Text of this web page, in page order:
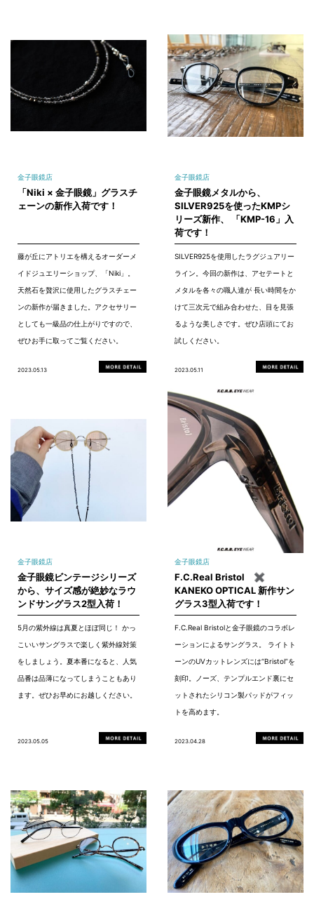
金子眼鏡店
「Niki × 金子眼鏡」グラスチ
ェーンの新作入荷です！
藤が丘にアトリエを構えるオーダーメ
イドジュエリーショップ、「Niki」。
天然石を贅沢に使用したグラスチェー
ンの新作が届きました。アクセサリー
としても一級品の仕上がりですので、
ぜひお手に取ってご覧ください。
2023.05.13
金子眼鏡店
金子眼鏡メタルから、
SILVER925を使ったKMPシ
リーズ新作、 「KMP-16」入
荷です！
SILVER925を使用したラグジュアリー
ライン。今回の新作は、アセテートと
メタルを各々の職人達が 長い時間をか
けて三次元で組み合わせた、目を見張
るような美しさです。ぜひ店頭にてお
試しください。
2023.05.11
金子眼鏡店
金子眼鏡ビンテージシリーズ
から、サイズ感が絶妙なラウ
ンドサングラス2型入荷！
5月の紫外線は真夏とほぼ同じ！ かっ
こいいサングラスで楽しく紫外線対策
をしましょう。夏本番になると、人気
品番は品薄になってしまうこともあり
ます。ぜひお早めにお越しください。
2023.05.05
金子眼鏡店
F.C.Real Bristol ✖
KANEKO OPTICAL 新作サン
グラス3型入荷です！
F.C.Real Bristolと金子眼鏡のコラボレ
ーションによるサングラス。 ライトト
ーンのUVカットレンズには“Bristol”を
刻印。ノーズ、テンプルエンド裏にセ
ットされたシリコン製パッドがフィッ
トを高めます。
2023.04.28